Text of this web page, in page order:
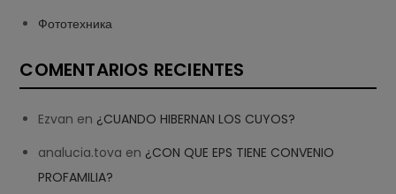
Фототехника
COMENTARIOS RECIENTES
Ezvan en ¿CUANDO HIBERNAN LOS CUYOS?
analucia.tova en ¿CON QUE EPS TIENE CONVENIO
PROFAMILIA?